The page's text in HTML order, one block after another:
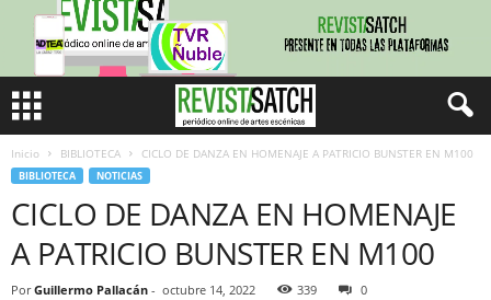
Inicio BIBLIOTECA CICLO DE DANZA EN HOMENAJE A PATRICIO BUNSTER EN M100
BIBLIOTECA NOTICIAS
CICLO DE DANZA EN HOMENAJE
A PATRICIO BUNSTER EN M100
Por Guillermo Pallacán - octubre 14, 2022 339 0